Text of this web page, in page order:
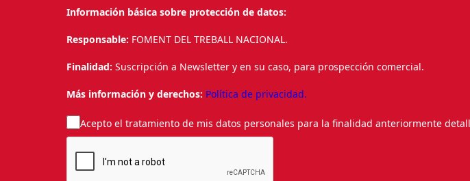
Información básica sobre protección de datos:
Responsable: FOMENT DEL TREBALL NACIONAL.
Finalidad: Suscripción a Newsletter y en su caso, para prospección comercial.
Más información y derechos: Política de privacidad.
Acepto el tratamiento de mis datos personales para la finalidad anteriormente